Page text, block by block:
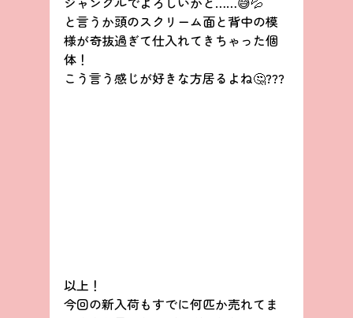
と言うか頭のスクリーム面と背中の模
様が奇抜過ぎて仕入れてきちゃった個
体！
こう言う感じが好きな方居るよね🤔???
以上！
今回の新入荷もすでに何匹か売れてま